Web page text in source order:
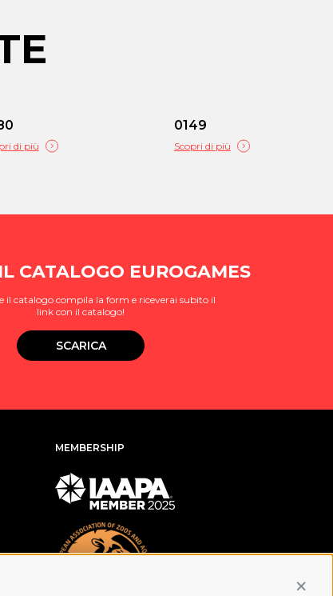
di più
0149
Scopri di più
CATALOGO EUROGAMES
il catalogo compila la form e riceverai subito il
link con il catalogo!
SCARICA
MEMBERSHIP